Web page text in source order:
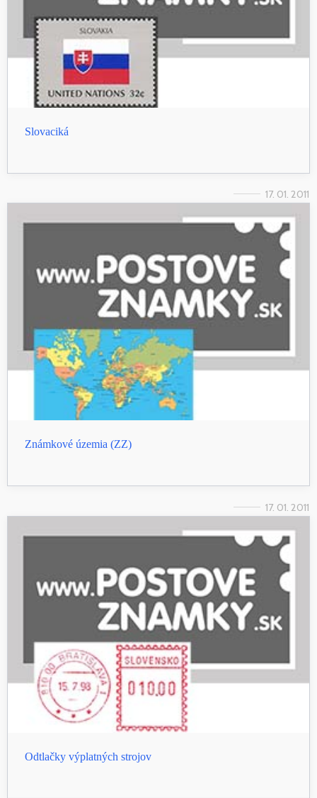
Slovaciká
17. 01. 2011
Známkové územia (ZZ)
17. 01. 2011
Odtlačky výplatných strojov